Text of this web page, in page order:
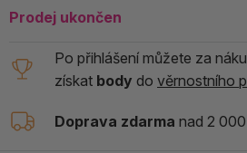
Prodej ukončen
Po přihlášení můžete za
získat body do věrnostního
Doprava zdarma nad 2